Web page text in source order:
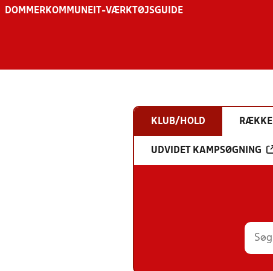
DOMMER KOMMUNE IT-VÆRKTØJSGUIDE
KLUB/HOLD RÆKKE
UDVIDET KAMPSØGNING